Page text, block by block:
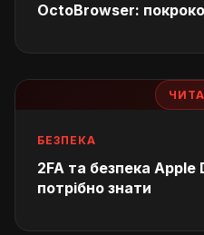
OctoBrowser:
БЕЗПЕКА
2FA та безпека
потрібно знати